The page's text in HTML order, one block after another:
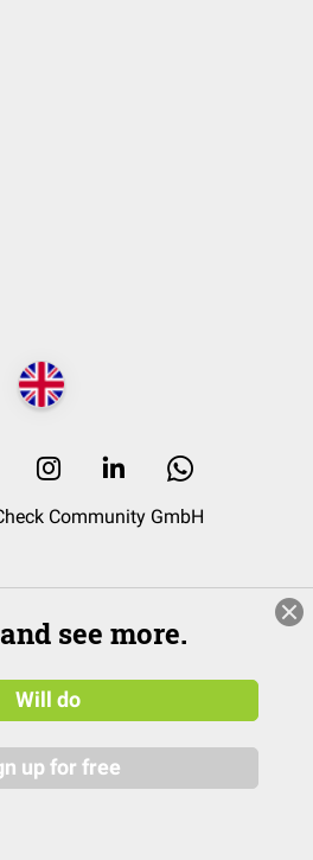
Community GmbH
see more.
Will do
up for free